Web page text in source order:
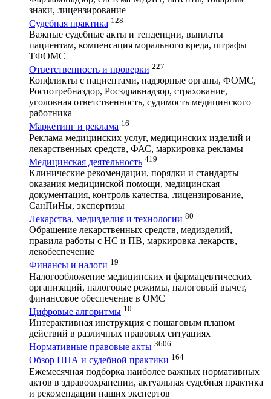
знаки, лицензирование
Судебная практика 128
Важные судебные акты и тенденции, выплаты
пациентам, компенсация морального вреда, штрафы
ТФОМС
Ответственность и проверки 227
Конфликты с пациентами, надзорные органы, ФОМС,
Роспотребназдор, Росздравнадзор, страхование,
уголовная ответственность, судимость медицинского
работника
Маркетинг и реклама 16
Реклама медицинских услуг, медицинских изделий и
лекарственных средств, ФАС, маркировка рекламы
Медицинская деятельность 419
Клинические рекомендации, порядки и стандарты
оказания медицинской помощи, медицинская
документация, контроль качества, лицензирование,
СанПиНы, экспертизы
Лекарства, медизделия и технологии 80
Обращение лекарственных средств, медизделий,
правила работы с НС и ПВ, маркировка лекарств,
лекобеспечение
Финансы и налоги 19
Налогообложение медицинских и фармацевтических
организаций, налоговые режимы, налоговый вычет,
финансовое обеспечение в ОМС
Цифровые алгоритмы 10
Интерактивная инструкция с пошаговым планом
действий в различных правовых ситуациях
Нормативные правовые акты 3606
Обзор НПА и судебной практики 164
Ежемесячная подборка наиболее важных нормативных
актов в здравоохранении, актуальная судебная практика
и рекомендации наших экспертов